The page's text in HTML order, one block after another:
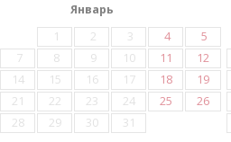
Январь
1
2 3 4
5
7 8 9 10 11
12
14 15 16 17 18
19
21 22 23 24 25
26
28 29 30 31